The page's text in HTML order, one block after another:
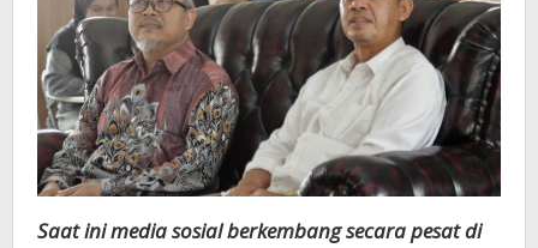
Saat ini media sosial berkembang secara pesat di